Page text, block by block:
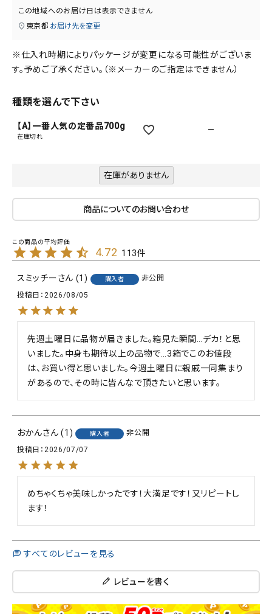
この地域へのお届け日は表示できません
東京都 お届け先を変更
※仕入れ時期によりパッケージが変更になる可能性がございま
す。予めご了承ください。（※メーカーのご指定はできません）
種類を選んで下さい
【A】一番人気の定番品700g
在庫切れ
—
在庫がありません
商品についてのお問い合わせ
4.72 113
スミッチー 1 購入者
非公開
投稿日
2026/08/05
先週土曜日に品物が届きました。箱見た瞬間…デカ！と思
いました。中身も期待以上の品物で…3箱でこのお値段
は、お買い得と思いました。今週土曜日に親戚一同集まり
があるので、その時に皆んなで頂きたいと思います。
おかん 1 購入者
非公開
投稿日
2026/07/07
めちゃくちゃ美味しかったです！大満足です！又リピートし
ます！
すべてのレビューを見る
レビューを書く